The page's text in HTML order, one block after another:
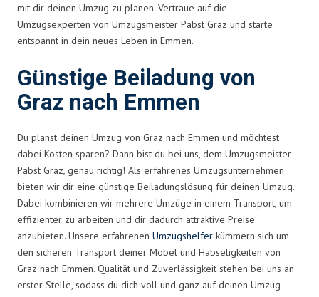
mit dir deinen Umzug zu planen. Vertraue auf die
Umzugsexperten von Umzugsmeister Pabst Graz und starte
entspannt in dein neues Leben in Emmen.
Günstige Beiladung von
Graz nach Emmen
Du planst deinen Umzug von Graz nach Emmen und möchtest
dabei Kosten sparen? Dann bist du bei uns, dem Umzugsmeister
Pabst Graz, genau richtig! Als erfahrenes Umzugsunternehmen
bieten wir dir eine günstige Beiladungslösung für deinen Umzug.
Dabei kombinieren wir mehrere Umzüge in einem Transport, um
effizienter zu arbeiten und dir dadurch attraktive Preise
anzubieten. Unsere erfahrenen Umzugshelfer kümmern sich um
den sicheren Transport deiner Möbel und Habseligkeiten von
Graz nach Emmen. Qualität und Zuverlässigkeit stehen bei uns an
erster Stelle, sodass du dich voll und ganz auf deinen Umzug